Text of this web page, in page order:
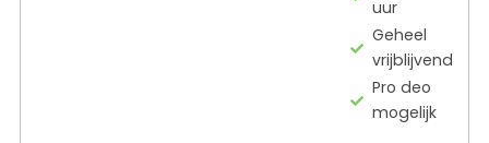
uur
Geheel
vrijblijvend
Pro deo
mogelijk